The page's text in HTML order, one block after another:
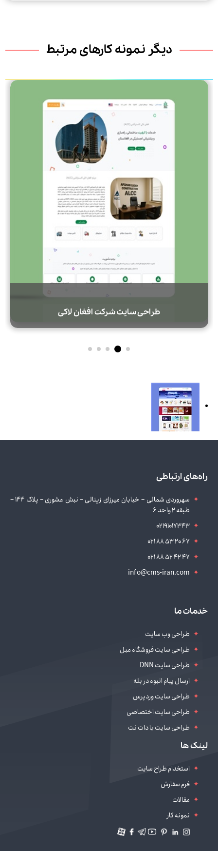
دیگر نمونه کارهای مرتبط
طراحی سایت شرکت افغان لاکی
راه‌های ارتباطی
سهروردی شمالی – خیابان میرزای زینالی – نبش عشوری – پلاک 144 –
طبقه 2 واحد 6
02191017343
021 88 53 20 67
021 88 52 42 47
info@cms-iran.com
خدمات ما
طراحی وب سایت
طراحی سایت فروشگاه مبل
طراحی سایت DNN
ارسال پیام انبوه در بله
طراحی سایت وردپرس
طراحی سایت اختصاصی
طراحی سایت با دات نت
طراحی سایت سالن زیباییلینک ها
استخدام طراح سایت
فرم سفارش
مقالات
نمونه کار